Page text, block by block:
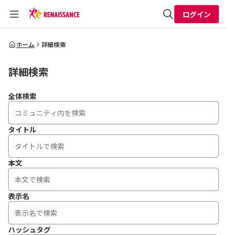
全体検索
ログイン
ホーム 詳細検索
詳細検索
全体検索
タイトル
本文
表示名
ハッシュタグ